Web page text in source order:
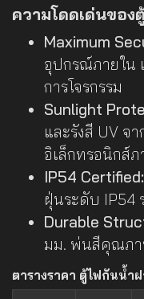
ความโดดเด่นของ
Maximum
อุปกรณ์ภายใน
การโจรกรรม
Sunlight
และรังสี UV จ
อิเล็กทรอนิกส์
IP54 Certified:
ฝุ่นระดับ IP54
Durable
มม. พ่นสีคุณภ
ตารางราคา ตู้ไฟกันน้ำ